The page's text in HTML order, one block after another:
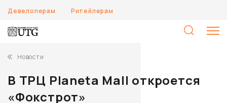
Девелоперам Ритейлерам
Новости
В ТРЦ Planeta Mall откроется
«Фокстрот»